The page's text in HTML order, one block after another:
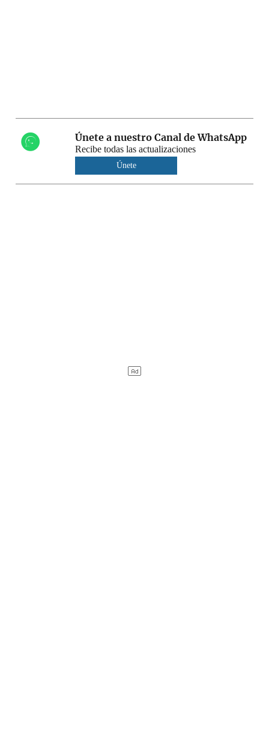
Únete a nuestro Canal de WhatsApp
Recibe todas las actualizaciones
Únete